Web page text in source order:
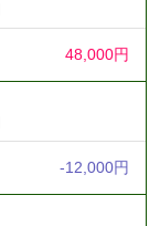
48,000円
-12,000円